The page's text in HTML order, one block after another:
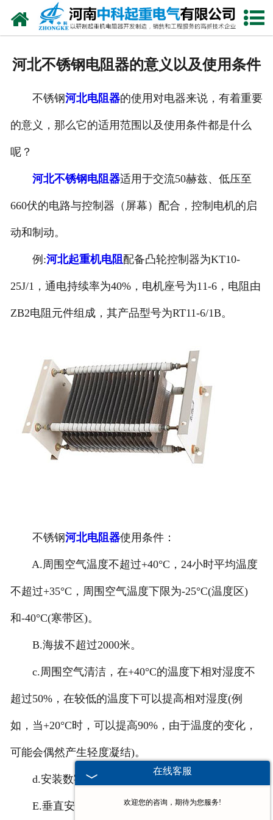
网站首页
公司风采
联系我们
河北不锈钢电阻器的意义以及使用条件
不锈钢河北电阻器的使用对电器来说，有着重要
的意义，那么它的适用范围以及使用条件都是什么
呢？
河北不锈钢电阻器适用于交流50赫兹、低压至
660伏的电路与控制器（屏幕）配合，控制电机的启
动和制动。
例:河北起重机电阻配备凸轮控制器为KT10-
25J/1，通电持续率为40%，电机座号为11-6，电阻由
ZB2电阻元件组成，其产品型号为RT11-6/1B。
不锈钢河北电阻器使用条件：
A.周围空气温度不超过+40°C，24小时平均温度
不超过+35°C，周围空气温度下限为-25°C(温度区)
和-40°C(寒带区)。
B.海拔不超过2000米。
c.周围空气清洁，在+40°C的温度下相对湿度不
超过50%，在较低的温度下可以提高相对湿度(例
如，当+20°C时，可以提高90%，由于温度的变化，
可能会偶然产生轻度凝结)。
d.安装数字II类，污染等级为3级。
E.垂直安装，斜度不超过5°。
在线客服
欢迎您的咨询，期待为您服务!